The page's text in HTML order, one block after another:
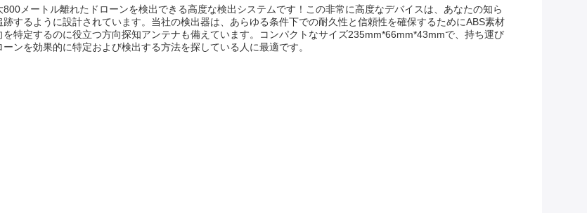
メートル離れたドローンを検出できる高度な検出システムです！この非常に高度なデバイスは、あなたの知ら
するように設計されています。当社の検出器は、あらゆる条件下での耐久性と信頼性を確保するためにABS素材
特定するのに役立つ方向探知アンテナも備えています。コンパクトなサイズ235mm*66mm*43mmで、持ち運び
ンを効果的に特定および検出する方法を探している人に最適です。